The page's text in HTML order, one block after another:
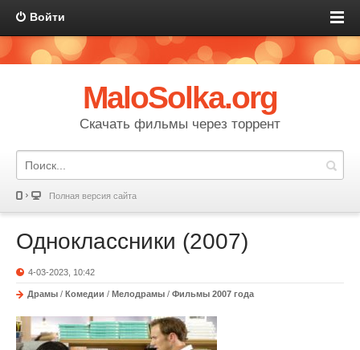
Войти
MaloSolka.org
Скачать фильмы через торрент
Полная версия сайта
Одноклассники (2007)
4-03-2023, 10:42
Драмы / Комедии / Мелодрамы / Фильмы 2007 года